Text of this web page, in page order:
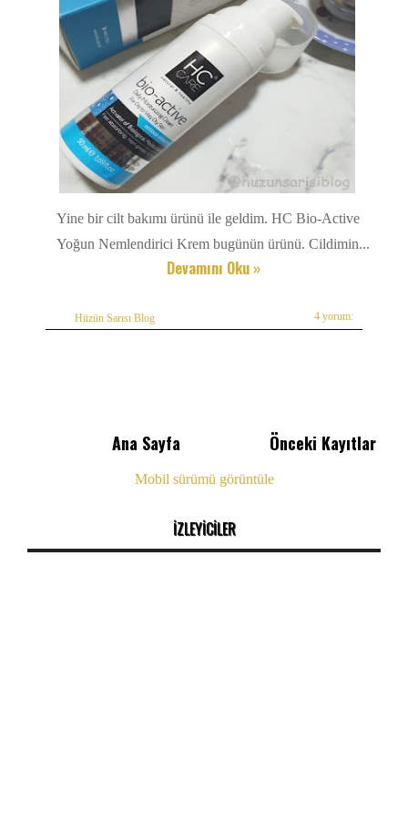
Yine bir cilt bakımı ürünü ile geldim. HC Bio-Active
Yoğun Nemlendirici Krem bugünün ürünü. Cildimin...
Devamını Oku »
Hüzün Sarısı Blog 4 yorum:
Önceki Kayıtlar
Ana Sayfa
Mobil sürümü görüntüle
İZLEYİCİLER